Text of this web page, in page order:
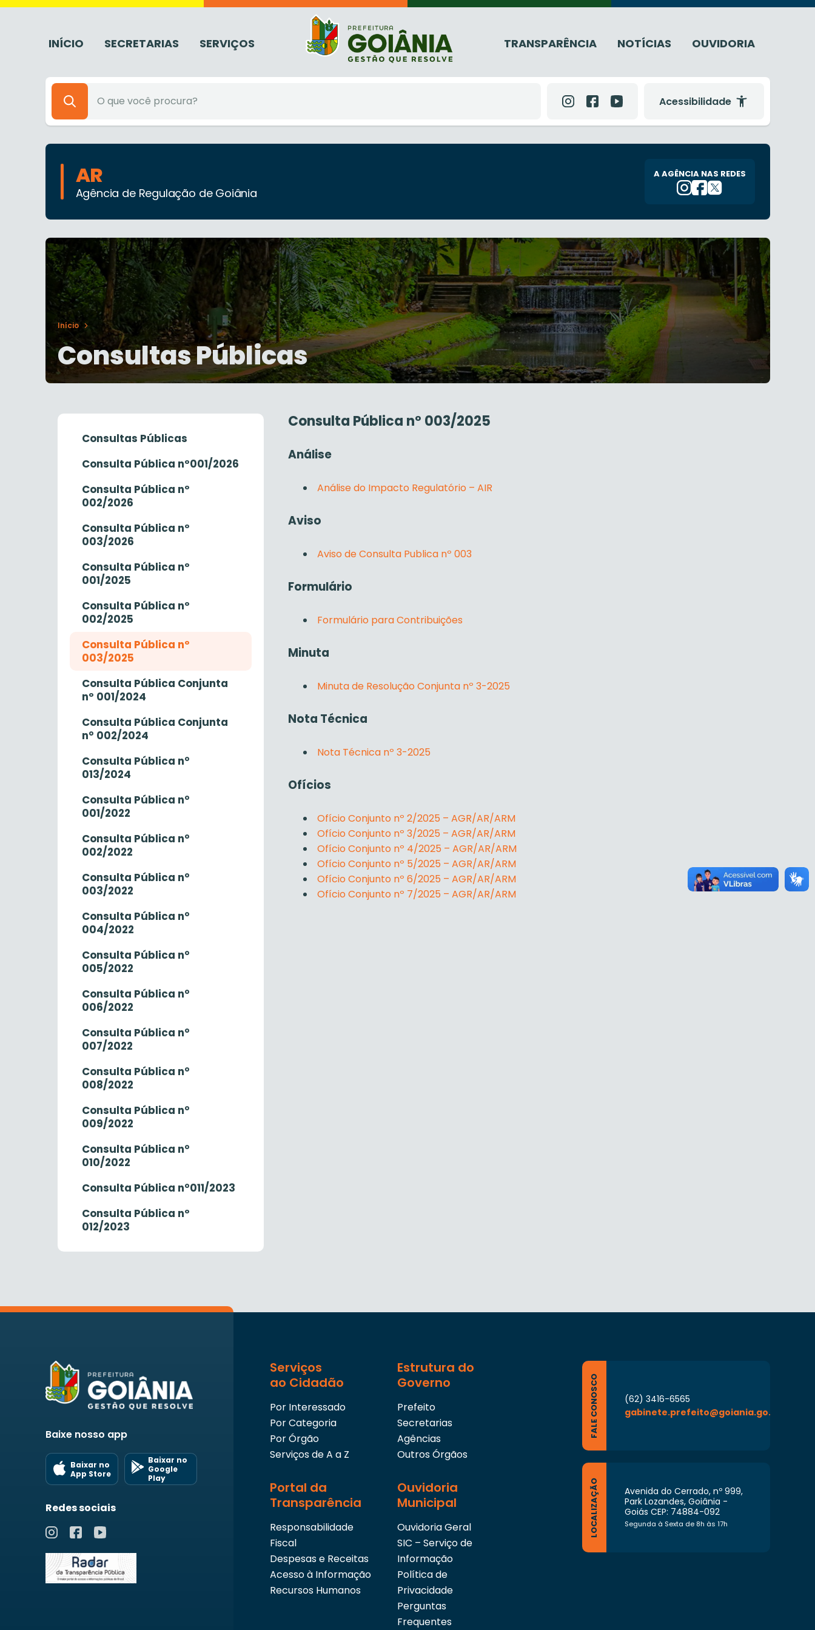
INÍCIO SECRETARIAS SERVIÇOS TRANSPARÊNCIA NOTÍCIAS OUVIDORIA
Acessibilidade
AR
Agência de Regulação de Goiânia
A AGÊNCIA NAS REDES
Início
Consultas Públicas
Consultas Públicas
Consulta Pública nº001/2026
Consulta Pública nº
002/2026
Consulta Pública nº
003/2026
Consulta Pública nº
001/2025
Consulta Pública nº
002/2025
Consulta Pública nº
003/2025
Consulta Pública Conjunta
nº 001/2024
Consulta Pública Conjunta
n° 002/2024
Consulta Pública n°
013/2024
Consulta Pública n°
001/2022
Consulta Pública n°
002/2022
Consulta Pública n°
003/2022
Consulta Pública n°
004/2022
Consulta Pública n°
005/2022
Consulta Pública n°
006/2022
Consulta Pública n°
007/2022
Consulta Pública n°
008/2022
Consulta Pública n°
009/2022
Consulta Pública n°
010/2022
Consulta Pública n°011/2023
Consulta Pública nº
012/2023
Consulta Pública nº 003/2025
Análise
Análise do Impacto Regulatório – AIR
Aviso
Aviso de Consulta Publica nº 003
Formulário
Formulário para Contribuições
Minuta
Minuta de Resolução Conjunta nº 3-2025
Nota Técnica
Nota Técnica nº 3-2025
Ofícios
Ofício Conjunto nº 2/2025 – AGR/AR/ARM
Ofício Conjunto nº 3/2025 – AGR/AR/ARM
Ofício Conjunto nº 4/2025 – AGR/AR/ARM
Ofício Conjunto nº 5/2025 – AGR/AR/ARM
Ofício Conjunto nº 6/2025 – AGR/AR/ARM
Ofício Conjunto nº 7/2025 – AGR/AR/ARM
Baixe nosso app
Baixar no
App Store
Baixar no
Google
Play
Redes sociais
Serviços
ao Cidadão
Por Interessado
Por Categoria
Por Órgão
Serviços de A a Z
Estrutura do
Governo
Prefeito
Secretarias
Agências
Outros Órgãos
Portal da
Transparência
Responsabilidade
Fiscal
Despesas e Receitas
Acesso à Informação
Recursos Humanos
Ouvidoria
Municipal
Ouvidoria Geral
SIC – Serviço de
Informação
Política de
Privacidade
Perguntas
Frequentes
FALE CONOSCO
(62) 3416-6565
gabinete.prefeito@goiania.go.gov.br
LOCALIZAÇÃO
Avenida do Cerrado, nº 999,
Park Lozandes, Goiânia -
Goiás CEP: 74884-092
Segunda à Sexta de 8h às 17h